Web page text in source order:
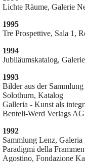
Lichte Räume, Galerie
1995
Tre Prospettive, Sala 1,
1994
Jubiläumskatalog,
1993
Bilder aus der
Solothurn, Katalog
Galleria - Kunst als
Benteli-Werd Verlags
1992
Sammlung Lenz,
Paradigmi della
Agostino, Fondazione